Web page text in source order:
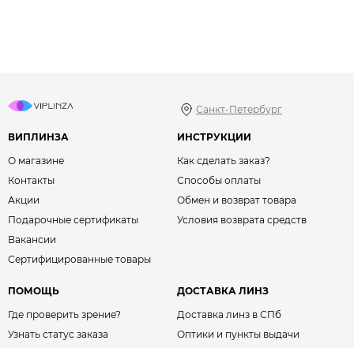
Санкт-Петербург
ВИПЛИНЗА
О магазине
Контакты
Акции
Подарочные сертификаты
Вакансии
Сертифицированные товары
ИНСТРУКЦИИ
Как сделать заказ?
Способы оплаты
Обмен и возврат товара
Условия возврата средств
ПОМОЩЬ
Где проверить зрение?
Узнать статус заказа
ДОСТАВКА ЛИНЗ
Доставка линз в СПб
Оптики и пункты выдачи